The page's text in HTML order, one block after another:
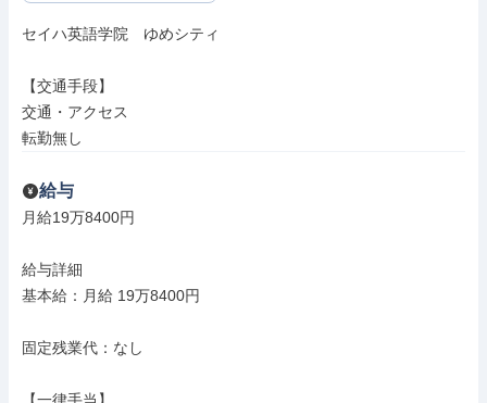
セイハ英語学院　ゆめシティ
【交通手段】
交通・アクセス
転勤無し
給与
月給19万8400円
給与詳細
基本給：月給 19万8400円
固定残業代：なし